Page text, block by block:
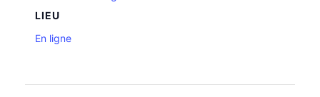
LIEU
En ligne